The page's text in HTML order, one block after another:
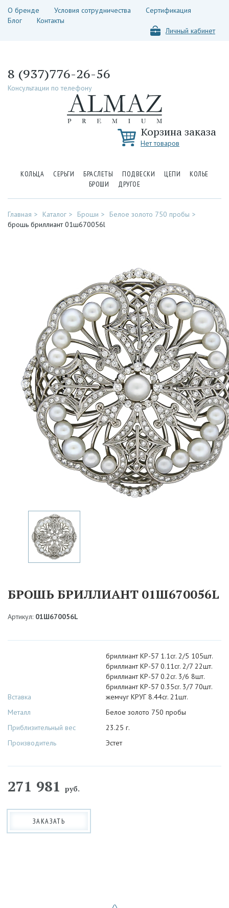
О бренде Условия сотрудничества
Сертификация
Блог
Контакты
Личный кабинет
8 (937)776-26-56
Консультации по телефону
Корзина заказа
Нет товаров
КОЛЬЦА СЕРЬГИ БРАСЛЕТЫ ПОДВЕСКИ ЦЕПИ
КОЛЬЕ
БРОШИ
ДРУГОЕ
Главная Каталог Броши
Белое золото 750 пробы
брошь бриллиант 01ш670056l
БРОШЬ БРИЛЛИАНТ 01Ш670056L
Артикул: 01Ш670056L
Вставка
Металл
Приблизительный вес
Производитель
бриллиант КР-57 1.1cr. 2/5 105шт.
бриллиант КР-57 0.11cr. 2/7 22шт.
бриллиант КР-57 0.2cr. 3/6 8шт.
бриллиант КР-57 0.35cr. 3/7 70шт.
жемчуг КРУГ 8.44cr. 21шт.
Белое золото 750 пробы
23.25 г.
Эстет
271 981 руб.
ЗАКАЗАТЬ